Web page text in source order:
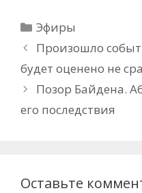
Рубрики
Эфиры
Произошло
будет оценено не
Позор Байдена.
его последствия
Оставьте